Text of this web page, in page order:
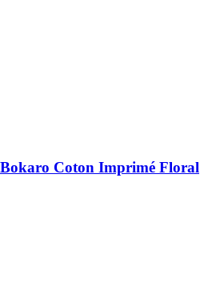
Coton Imprimé Floral